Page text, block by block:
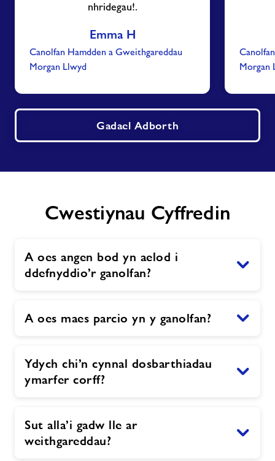
nhridegau!.
Emma H
Canolfan Hamdden a Gweithgareddau
Morgan Llwyd
Morgan
Gadael Adborth
Cwestiynau Cyffredin
A oes angen bod yn aelod i
ddefnyddio’r ganolfan?
A oes maes parcio yn y ganolfan?
Ydych chi’n cynnal dosbarthiadau
ymarfer corff?
Sut alla’i gadw lle ar
weithgareddau?